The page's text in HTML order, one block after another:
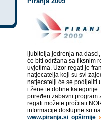
ljubitelja jedrenja na
će biti održana sa fiksnim
uvjetima. Uzor regati je
natjecatelja koji su svi
natjecatelji će se podijeliti
i žene te dobne
priređen zabavni program
regati možete pročitati
informacije dostupne su
www.piranja.si. opširnije